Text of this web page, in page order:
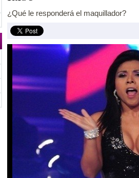
¿Qué le responderá el maquillador?